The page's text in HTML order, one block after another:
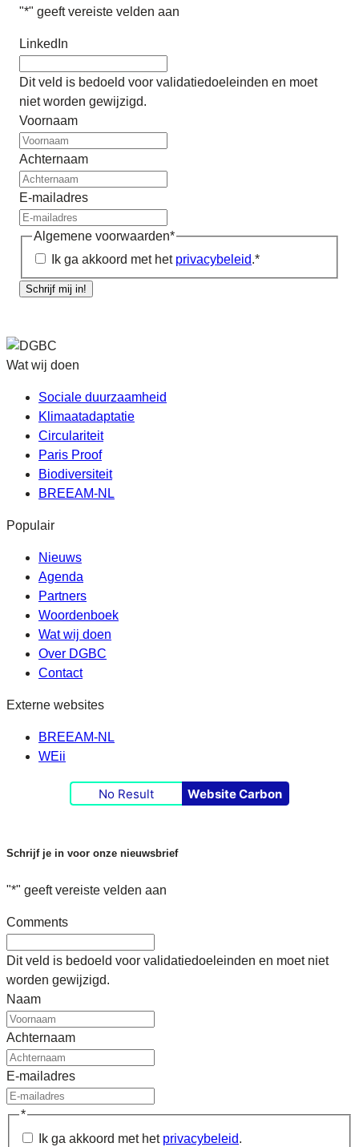
"*" geeft vereiste velden aan
LinkedIn
Dit veld is bedoeld voor validatiedoeleinden en moet
niet worden gewijzigd.
Voornaam
Achternaam
E-mailadres
Algemene voorwaarden*
Ik ga akkoord met het privacybeleid.*
Schrijf mij in!
Wat wij doen
Sociale duurzaamheid
Klimaatadaptatie
Circulariteit
Paris Proof
Biodiversiteit
BREEAM-NL
Populair
Nieuws
Agenda
Partners
Woordenboek
Wat wij doen
Over DGBC
Contact
Externe websites
BREEAM-NL
WEii
No Result Website Carbon
Schrijf je in voor onze nieuwsbrief
"*" geeft vereiste velden aan
Comments
Dit veld is bedoeld voor validatiedoeleinden en moet niet
worden gewijzigd.
Naam
Achternaam
E-mailadres
*
Ik ga akkoord met het privacybeleid.